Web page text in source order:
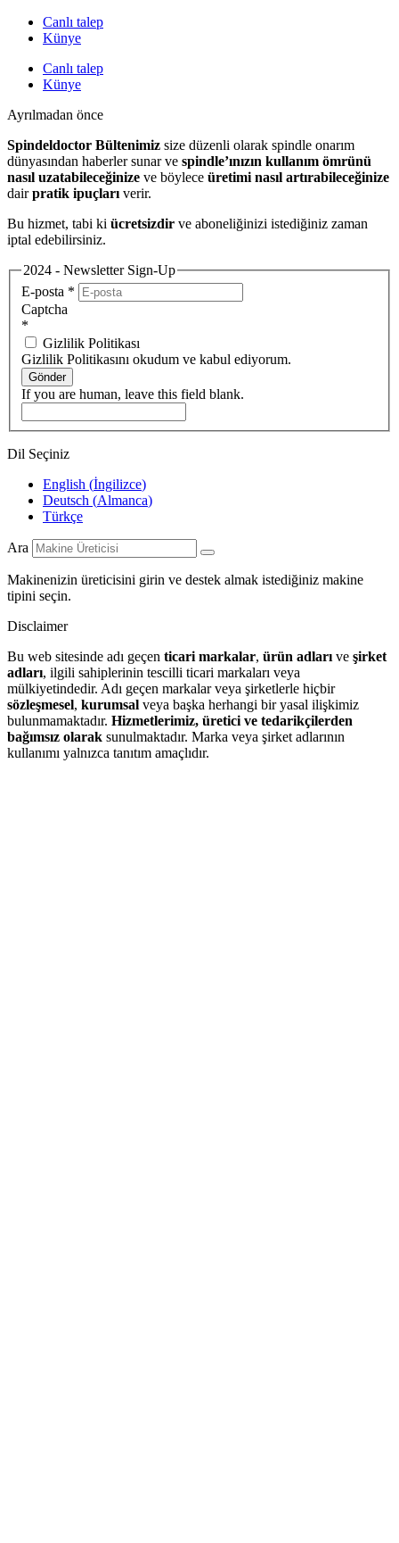
Canlı talep
Künye
Canlı talep
Künye
Ayrılmadan önce
Spindeldoctor Bültenimiz size düzenli olarak spindle onarım
dünyasından haberler sunar ve spindle’ınızın kullanım ömrünü
nasıl uzatabileceğinize ve böylece üretimi nasıl artırabileceğinize
dairpratik ipuçları verir.
Bu hizmet, tabi ki ücretsizdir ve aboneliğinizi istediğiniz zaman
iptal edebilirsiniz.
2024 - Newsletter Sign-Up
E-posta *
Captcha
*
Gizlilik Politikası
Gizlilik Politikasını okudum ve kabul ediyorum.
Gönder
If you are human, leave this field blank.
Dil Seçiniz
English (İngilizce)
Deutsch (Almanca)
Türkçe
Ara
Makinenizin üreticisini girin ve destek almak istediğiniz makine
tipini seçin.
Disclaimer
Bu web sitesinde adı geçen ticari markalar, ürün adları ve şirket
adları, ilgili sahiplerinin tescilli ticari markaları veya
mülkiyetindedir. Adı geçen markalar veya şirketlerle hiçbir
sözleşmesel, kurumsal veya başka herhangi bir yasal ilişkimiz
bulunmamaktadır. Hizmetlerimiz, üretici ve tedarikçilerden
bağımsız olarak sunulmaktadır. Marka veya şirket adlarının
kullanımı yalnızca tanıtım amaçlıdır.